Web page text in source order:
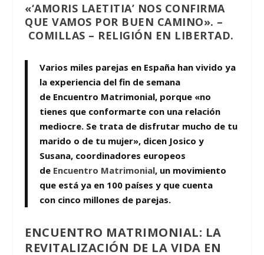
«‘AMORIS LAETITIA’ NOS CONFIRMA
QUE VAMOS POR BUEN CAMINO». –
COMILLAS – RELIGIÓN EN LIBERTAD.
Varios miles parejas en España han vivido ya
la experiencia del fin de semana
de Encuentro Matrimonial, porque «no
tienes que conformarte con una relación
mediocre. Se trata de disfrutar mucho de tu
marido o de tu mujer», dicen Josico y
Susana, coordinadores europeos
de Encuentro Matrimonial, un movimiento
que está ya en 100 países y que cuenta
con cinco millones de parejas.
ENCUENTRO MATRIMONIAL: LA
REVITALIZACIÓN DE LA VIDA EN